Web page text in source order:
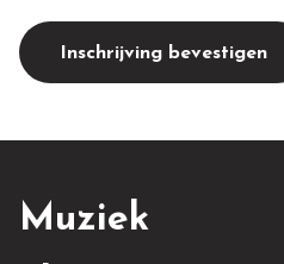
Inschrijving bevestigen
Muziek